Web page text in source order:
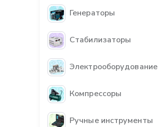
Генераторы
Стабилизаторы
Электрооборудование
Компрессоры
Ручные инструменты